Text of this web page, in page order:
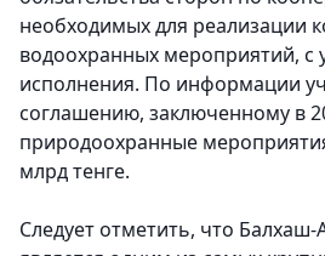
необходимых для реализации
водоохранных мероприятий, с
исполнения. По информации
соглашению, заключенному в
природоохранные
млрд тенге.
Следует отметить, что Балхаш-